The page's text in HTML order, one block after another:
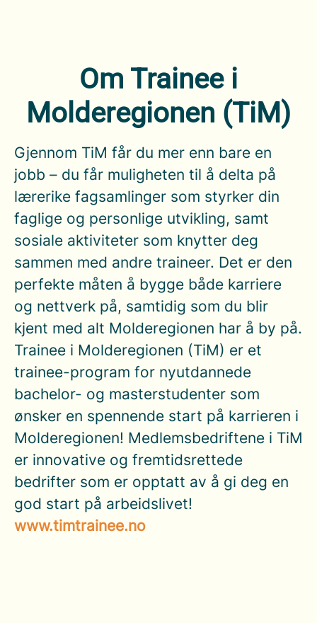
Om Trainee i
Molderegionen (TiM)
Gjennom TiM får du mer enn bare en
jobb – du får muligheten til å delta på
lærerike fagsamlinger som styrker din
faglige og personlige utvikling, samt
sosiale aktiviteter som knytter deg
sammen med andre traineer. Det er den
perfekte måten å bygge både karriere
og nettverk på, samtidig som du blir
kjent med alt Molderegionen har å by på.
Trainee i Molderegionen (TiM) er et
trainee-program for nyutdannede
bachelor- og masterstudenter som
ønsker en spennende start på karrieren i
Molderegionen! Medlemsbedriftene i TiM
er innovative og fremtidsrettede
bedrifter som er opptatt av å gi deg en
god start på arbeidslivet!
www.timtrainee.no